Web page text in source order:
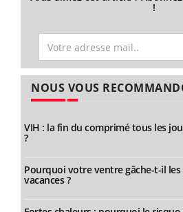
!
NOUS VOUS
VIH : la fin du comprimé tous les
?
Pourquoi votre ventre gâche-t-il
vacances ?